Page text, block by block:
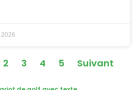
2 3 4 5 Suivant